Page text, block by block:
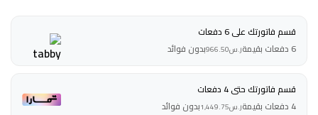
قسم فاتورتك على 6 دفعات
6 دفعات بقيمة
ر.س966.50بدون فوائد
قسم فاتورتك حتى 4 دفعات
4 دفعات بقيمة
ر.س1,449.75بدون فوائد